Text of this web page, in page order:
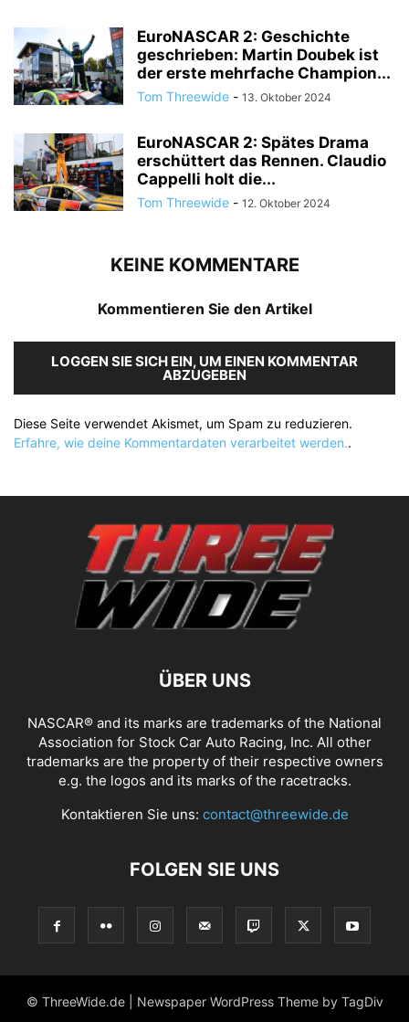
EuroNASCAR 2: Geschichte
geschrieben: Martin Doubek ist
der erste mehrfache Champion...
Tom Threewide - 13. Oktober 2024
EuroNASCAR 2: Spätes Drama
erschüttert das Rennen. Claudio
Cappelli holt die...
Tom Threewide - 12. Oktober 2024
KEINE KOMMENTARE
Kommentieren Sie den Artikel
LOGGEN SIE SICH EIN, UM EINEN KOMMENTAR
ABZUGEBEN
Diese Seite verwendet Akismet, um Spam zu reduzieren.
Erfahre, wie deine Kommentardaten verarbeitet werden..
ÜBER UNS
NASCAR® and its marks are trademarks of the National
Association for Stock Car Auto Racing, Inc. All other
trademarks are the property of their respective owners
e.g. the logos and its marks of the racetracks.
Kontaktieren Sie uns: contact@threewide.de
FOLGEN SIE UNS
© ThreeWide.de | Newspaper WordPress Theme by TagDiv